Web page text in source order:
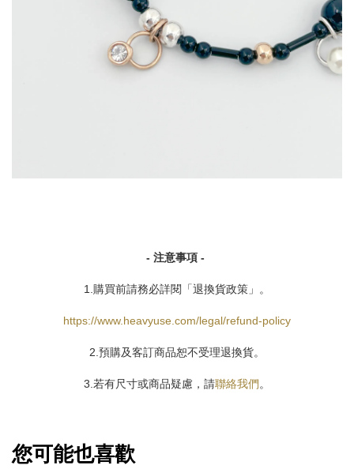
- 注意事項 -
1.購買前請務必詳閱「退換貨政策」。
https://www.heavyuse.com/legal/refund-policy
2.預購及客訂商品恕不受理退換貨。
3.若有尺寸或商品疑慮，請聯絡我們。
您可能也喜歡